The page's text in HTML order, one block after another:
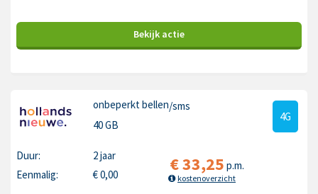
Bekijk actie
onbeperkt bellen/sms
40 GB
4G
Duur:
2 jaar
Eenmalig:
€0,00 €33,25 p.m.
kostenoverzicht